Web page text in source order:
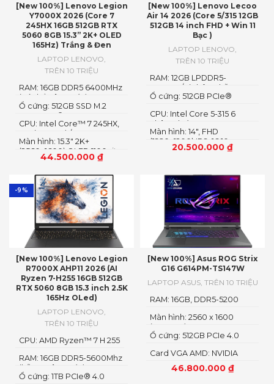
[New 100%] Lenovo Legion
Y7000X 2026 (Core 7
245HX 16GB 512GB RTX
5060 8GB 15.3” 2K+ OLED
165Hz) Trắng & Đen
LAPTOP LENOVO
TRÊN 10 TRIỆU
44.500.000 ₫
Màn hình: 15.3″ 2K+
(2560×1600) OLED 1100nits
(peak) / 500nits (typical)
G-SYNC®, DisplayHDR™
True Black 1000
CPU: Intel Core™ 7 245HX,
14C (6P + 8E) / 14T
Ổ cứng: 512GB SSD M.2
2242 PCIe® 4.0×4 NVMe
RAM: 16GB DDR5 6400MHz
(có thể nâng cấp)
[New 100%] Lenovo Lecoo
Air 14 2026 (Core 5/315 12GB
512GB 14 inch FHD + Win 11
Bạc )
LAPTOP LENOVO
TRÊN 10 TRIỆU
20.500.000 ₫
Màn hình: 14″, FHD
(1920x1200) IPS, 16:10
CPU: Intel Core 5-315 6
nhân 6 luồng
Ổ cứng: 512GB PCIe®
RAM: 12GB LPDDR5-
5600MT/s (Không hỗ trợ
nâng cấp)
-9%
[New 100%] Lenovo Legion
R7000X AHP11 2026 (AI
Ryzen 7-H255 16GB 512GB
RTX 5060 8GB 15.3 inch 2.5K
165Hz OLed)
LAPTOP LENOVO
TRÊN 10 TRIỆU
Ổ cứng: 1TB PCIe® 4.0
RAM: 16GB DDR5-5600Mhz
(hỗ trợ nâng cấp)
CPU: AMD Ryzen™ 7 H 255
[New 100%] Asus ROG Strix
G16 G614PM-TS147W
LAPTOP ASUS, TRÊN 10 TRIỆU
46.800.000 ₫
Card VGA AMD: NVIDIA
GeForce RTX 5060 8GB
GDDR7 AMD Radeon
Ổ cứng: 512GB PCIe 4.0
Màn hình: 2560 x 1600
(WQXGA)
RAM: 16GB, DDR5-5200